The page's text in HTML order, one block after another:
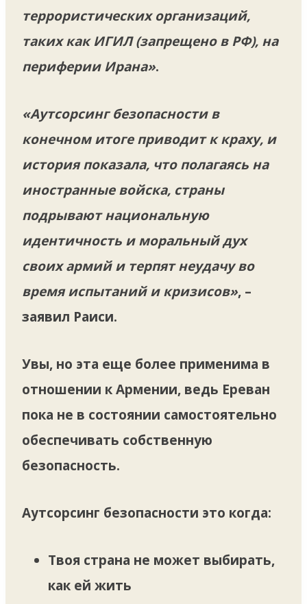
террористических организаций,
таких как ИГИЛ (запрещено в РФ), на
периферии Ирана».
«Аутсорсинг безопасности в
конечном итоге приводит к краху, и
история показала, что полагаясь на
иностранные войска, страны
подрывают национальную
идентичность и моральный дух
своих армий и терпят неудачу во
время испытаний и кризисов», –
заявил Раиси.
Увы, но эта еще более применима в
отношении к Армении, ведь Ереван
пока не в состоянии самостоятельно
обеспечивать собственную
безопасность.
Аутсорсинг безопасности это когда:
Твоя страна не может выбирать,
как ей жить